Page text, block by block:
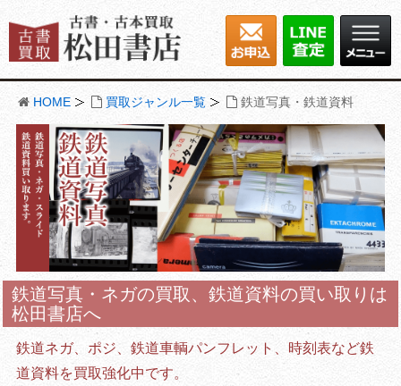
HOME 買取ジャンル一覧 鉄道写真・鉄道資料
鉄道写真・ネガの買取、鉄道資料の買い取りは
松田書店へ
鉄道ネガ、ポジ、鉄道車輌パンフレット、時刻表など鉄
道資料を買取強化中です。